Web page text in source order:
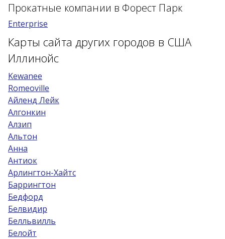
Возраст 25-70 лет?
Купон/промо
Прокатные компании в Форест Парк
Enterprise
Карты сайта других городов в США
Иллинойс
Kewanee
Romeoville
Айленд Лейк
Алгонкин
Алзип
Альтон
Анна
Антиок
Арлингтон-Хайтс
Баррингтон
Бедфорд
Белвидир
Белльвилль
Белойт